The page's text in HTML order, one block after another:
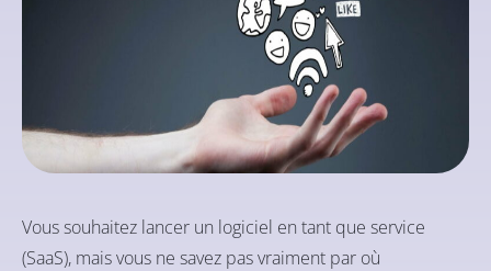
Vous souhaitez lancer un logiciel en tant que service
(SaaS), mais vous ne savez pas vraiment par où